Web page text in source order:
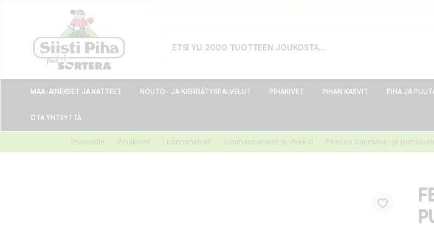
MAA-AINEKSET JA KATTEET NOUTO- JA KIERRÄTYSPALVELUT PIHAKIVET PIHAN KASVIT PIHA JA
OTA YHTEYTTÄ
Etusivulle Pihakivet Luonnonkivet Saumausaineet ja -hiekat Fescon Saumaus- ja